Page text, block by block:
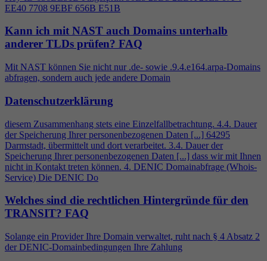
EE40 7708 9EBF 656B E51B
Kann ich mit NAST auch Domains unterhalb
anderer TLDs prüfen? FAQ
Mit NAST können Sie nicht nur .de- sowie .9.4.e164.arpa-Domains
abfragen, sondern auch jede andere Domain
Datenschutzerklärung
diesem Zusammenhang stets eine Einzelfallbetrachtung. 4.4. Dauer
der Speicherung Ihrer personenbezogenen Daten [...] 64295
Darmstadt, übermittelt und dort verarbeitet. 3.4. Dauer der
Speicherung Ihrer personenbezogenen Daten [...] dass wir mit Ihnen
nicht in Kontakt treten können. 4. DENIC Domainabfrage (Whois-
Service) Die DENIC Do
Welches sind die rechtlichen Hintergründe für den
TRANSIT? FAQ
Solange ein Provider Ihre Domain verwaltet, ruht nach § 4 Absatz 2
der DENIC-Domainbedingungen Ihre Zahlung